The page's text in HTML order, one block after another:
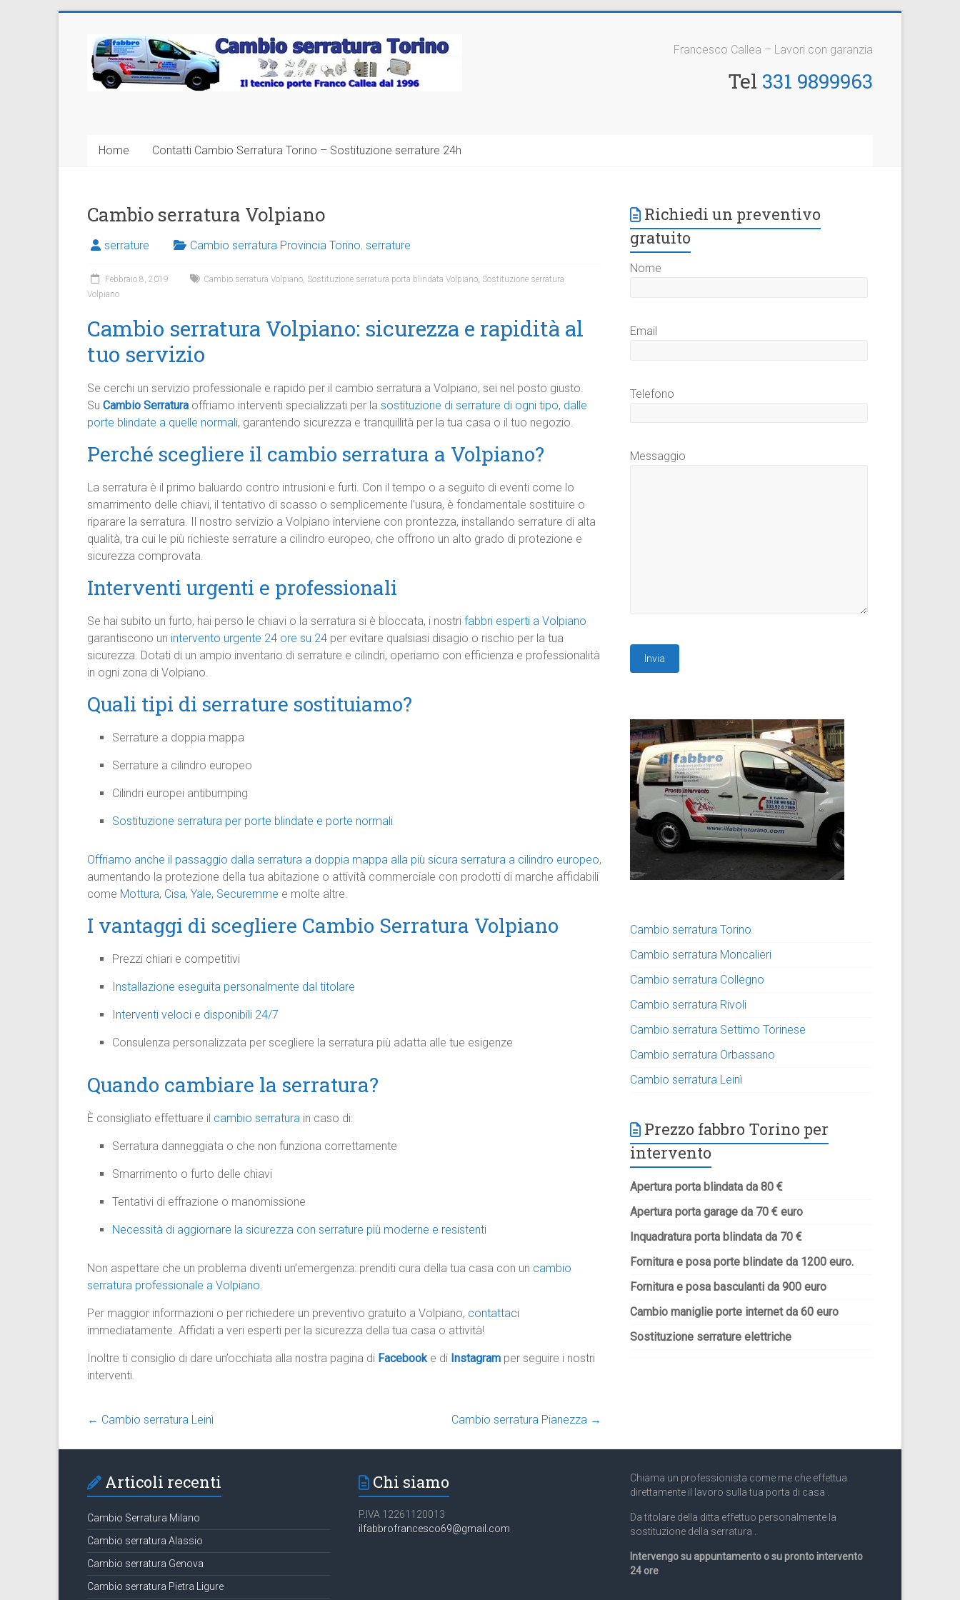
contenutoCambio
Serratura
Francesco Callea – Lavori con garanzia
Tel 331 9899963
Home Contatti Cambio Serratura Torino – Sostituzione serrature 24h
Cambio serratura Volpiano
serrature Cambio serratura Provincia Torino, serrature
Febbraio 8, 2019 Cambio serratura Volpiano, Sostituzione serratura porta blindata Volpiano, Sostituzione serratura
Volpiano
Cambio serratura Volpiano: sicurezza e rapidità al
tuo servizio
Se cerchi un servizio professionale e rapido per il cambio serratura a Volpiano, sei nel posto giusto.
Su Cambio Serratura offriamo interventi specializzati per la sostituzione di serrature di ogni tipo, dalle
porte blindate a quelle normali, garantendo sicurezza e tranquillità per la tua casa o il tuo negozio.
Perché scegliere il cambio serratura a Volpiano?
La serratura è il primo baluardo contro intrusioni e furti. Con il tempo o a seguito di eventi come lo
smarrimento delle chiavi, il tentativo di scasso o semplicemente l’usura, è fondamentale sostituire o
riparare la serratura. Il nostro servizio a Volpiano interviene con prontezza, installando serrature di alta
qualità, tra cui le più richieste serrature a cilindro europeo, che offrono un alto grado di protezione e
sicurezza comprovata.
Interventi urgenti e professionali
Se hai subito un furto, hai perso le chiavi o la serratura si è bloccata, i nostri fabbri esperti a Volpiano
garantiscono un intervento urgente 24 ore su 24 per evitare qualsiasi disagio o rischio per la tua
sicurezza. Dotati di un ampio inventario di serrature e cilindri, operiamo con efficienza e professionalità
in ogni zona di Volpiano.
Quali tipi di serrature sostituiamo?
Serrature a doppia mappa
Serrature a cilindro europeo
Cilindri europei antibumping
Sostituzione serratura per porte blindate e porte normali
Offriamo anche il passaggio dalla serratura a doppia mappa alla più sicura serratura a cilindro europeo,
aumentando la protezione della tua abitazione o attività commerciale con prodotti di marche affidabili
come Mottura, Cisa, Yale, Securemme e molte altre.
I vantaggi di scegliere Cambio Serratura Volpiano
Prezzi chiari e competitivi
Installazione eseguita personalmente dal titolare
Interventi veloci e disponibili 24/7
Consulenza personalizzata per scegliere la serratura più adatta alle tue esigenze
Quando cambiare la serratura?
È consigliato effettuare il cambio serratura in caso di:
Serratura danneggiata o che non funziona correttamente
Smarrimento o furto delle chiavi
Tentativi di effrazione o manomissione
Necessità di aggiornare la sicurezza con serrature più moderne e resistenti
Non aspettare che un problema diventi un’emergenza: prenditi cura della tua casa con un cambio
serratura professionale a Volpiano.
Per maggior informazioni o per richiedere un preventivo gratuito a Volpiano, contattaci
immediatamente. Affidati a veri esperti per la sicurezza della tua casa o attività!
Inoltre ti consiglio di dare un’occhiata alla nostra pagina di Facebook e di Instagram per seguire i nostri
interventi.
← Cambio serratura Leinì Cambio serratura Pianezza →
Richiedi un preventivo
gratuito
Nome
Email
Telefono
Messaggio
Cambio serratura Torino
Cambio serratura Moncalieri
Cambio serratura Collegno
Cambio serratura Rivoli
Cambio serratura Settimo Torinese
Cambio serratura Orbassano
Cambio serratura Leinì
Prezzo fabbro Torino per
intervento
Apertura porta blindata da 80 €
Apertura porta garage da 70 € euro
Inquadratura porta blindata da 70 €
Fornitura e posa porte blindate da 1200 euro.
Fornitura e posa basculanti da 900 euro
Cambio maniglie porte internet da 60 euro
Sostituzione serrature elettriche
Articoli recenti
Cambio Serratura Milano
Cambio serratura Alassio
Cambio serratura Genova
Cambio serratura Pietra Ligure
Chi siamo
P.IVA 12261120013
ilfabbrofrancesco69@gmail.com
Chiama un professionista come me che effettua
direttamente il lavoro sulla tua porta di casa .
Da titolare della ditta effettuo personalmente la
sostituzione della serratura .
Intervengo su appuntamento o su pronto intervento
24 ore